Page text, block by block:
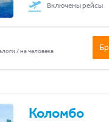
Включены рейсы
/ на человека
Коломбо